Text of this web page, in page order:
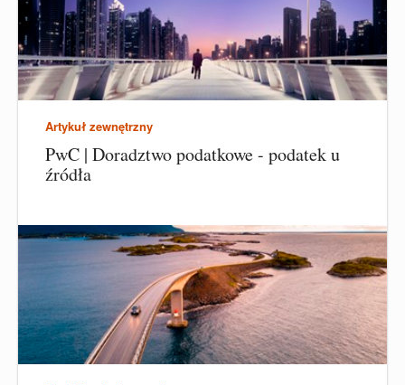
Artykuł zewnętrzny
PwC | Doradztwo podatkowe - podatek u
źródła